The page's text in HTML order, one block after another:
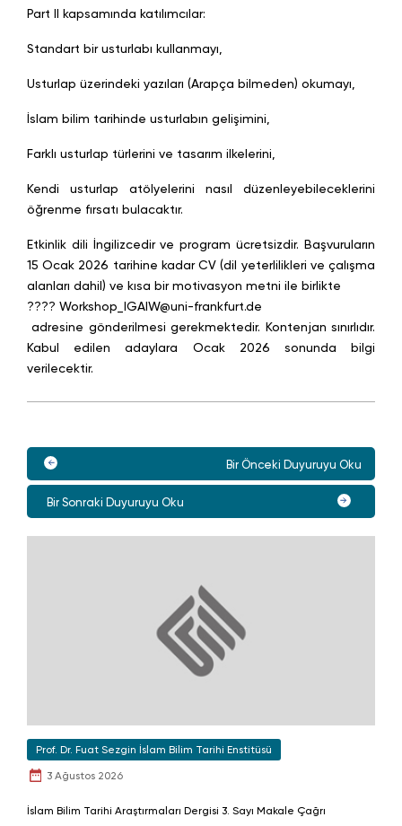
Part II kapsamında katılımcılar:
Standart bir usturlabı kullanmayı,
Usturlap üzerindeki yazıları (Arapça bilmeden) okumayı,
İslam bilim tarihinde usturlabın gelişimini,
Farklı usturlap türlerini ve tasarım ilkelerini,
Kendi usturlap atölyelerini nasıl düzenleyebileceklerini
öğrenme fırsatı bulacaktır.
Etkinlik dili İngilizcedir ve program ücretsizdir. Başvuruların
15 Ocak 2026 tarihine kadar CV (dil yeterlilikleri ve çalışma
alanları dahil) ve kısa bir motivasyon metni ile birlikte
???? Workshop_IGAIW@uni-frankfurt.de
adresine gönderilmesi gerekmektedir. Kontenjan sınırlıdır.
Kabul edilen adaylara Ocak 2026 sonunda bilgi
verilecektir.
Bir Önceki Duyuruyu Oku
Bir Sonraki Duyuruyu Oku
Prof. Dr. Fuat Sezgin İslam Bilim Tarihi Enstitüsü
3 Ağustos 2026
İslam Bilim Tarihi Araştırmaları Dergisi 3. Sayı Makale Çağrı